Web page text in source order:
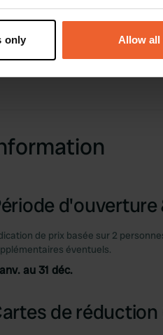
accurate to within several
preferences in the
only Allow all
d'ouverture
de prix basée sur 2
éventuels.
au 31 déc.
de réduction